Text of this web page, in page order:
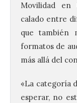
Movilidad en
calado entre
que también
formatos de
más allá del
«La categoría
esperar, no